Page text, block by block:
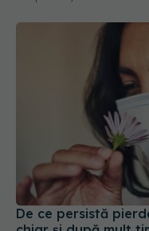
De ce persistă